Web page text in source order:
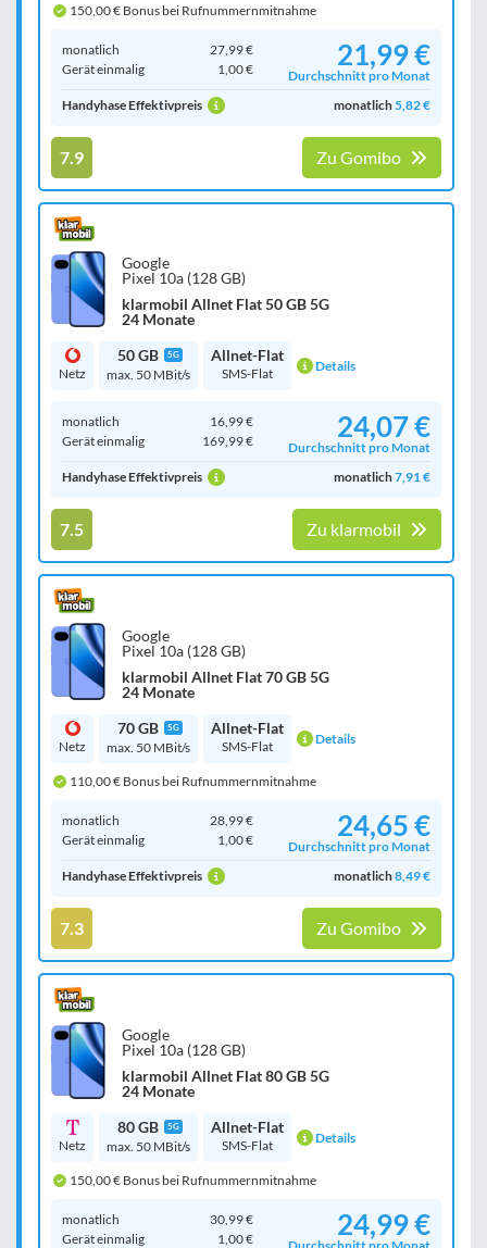
150,00 € Bonus bei Rufnummernmitnahme
monatlich
27,99 €
Gerät einmalig
1,00 € 21,99 €
Durchschnitt pro Monat
Handyhase Effektivpreis
monatlich5,82 €
7.9 Zu Gomibo
Google
Pixel 10a (128 GB)
klarmobil Allnet Flat 50 GB 5G
24 Monate
Netz
50 GB 5G
max. 50 MBit/s
Allnet-Flat
SMS-Flat Details
monatlich
16,99 €
Gerät einmalig
169,99 € 24,07 €
Durchschnitt pro Monat
Handyhase Effektivpreis
monatlich7,91 €
7.5 Zu klarmobil
Google
Pixel 10a (128 GB)
klarmobil Allnet Flat 70 GB 5G
24 Monate
Netz
70 GB 5G
max. 50 MBit/s
Allnet-Flat
SMS-Flat Details
110,00 € Bonus bei Rufnummernmitnahme
monatlich
28,99 €
Gerät einmalig
1,00 € 24,65 €
Durchschnitt pro Monat
Handyhase Effektivpreis
monatlich8,49 €
7.3 Zu Gomibo
Google
Pixel 10a (128 GB)
klarmobil Allnet Flat 80 GB 5G
24 Monate
Netz
80 GB 5G
max. 50 MBit/s
Allnet-Flat
SMS-Flat Details
150,00 € Bonus bei Rufnummernmitnahme
monatlich
30,99 €
Gerät einmalig
1,00 € 24,99 €